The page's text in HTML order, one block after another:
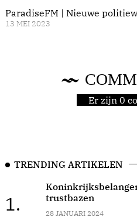
ParadiseFM | Nieuwe
13 MEI 2023
Er zijn 0
TRENDING ARTIKELEN
1.
trustbazen
28 JANUARI 2024